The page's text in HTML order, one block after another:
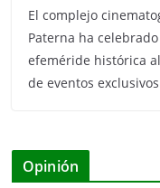
El complejo
Paterna ha
efeméride histórica
de eventos
Opinión